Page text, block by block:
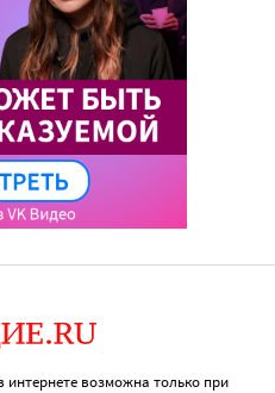
интернете возможна только при